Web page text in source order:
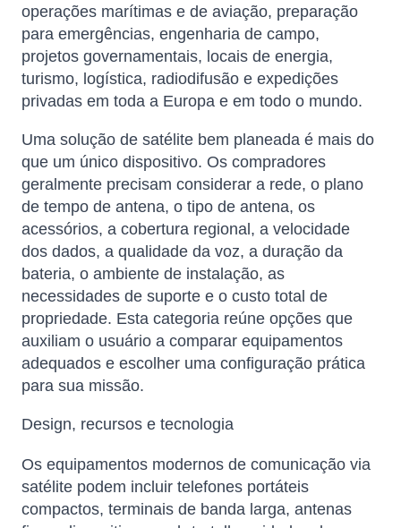
operações marítimas e de aviação, preparação
para emergências, engenharia de campo,
projetos governamentais, locais de energia,
turismo, logística, radiodifusão e expedições
privadas em toda a Europa e em todo o mundo.
Uma solução de satélite bem planeada é mais do
que um único dispositivo. Os compradores
geralmente precisam considerar a rede, o plano
de tempo de antena, o tipo de antena, os
acessórios, a cobertura regional, a velocidade
dos dados, a qualidade da voz, a duração da
bateria, o ambiente de instalação, as
necessidades de suporte e o custo total de
propriedade. Esta categoria reúne opções que
auxiliam o usuário a comparar equipamentos
adequados e escolher uma configuração prática
para sua missão.
Design, recursos e tecnologia
Os equipamentos modernos de comunicação via
satélite podem incluir telefones portáteis
compactos, terminais de banda larga, antenas